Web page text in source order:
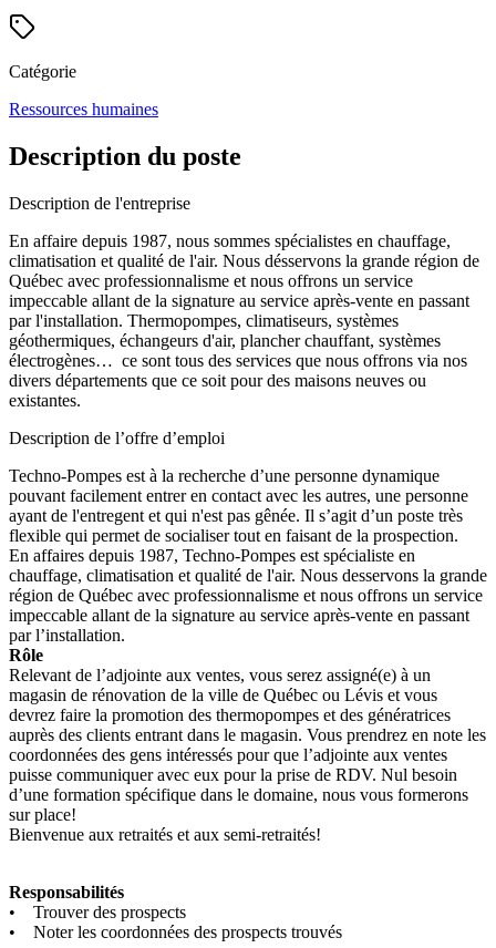
Catégorie
Ressources humaines
Description du poste
Description de l'entreprise
En affaire depuis 1987, nous sommes spécialistes en chauffage,
climatisation et qualité de l'air. Nous désservons la grande région de
Québec avec professionnalisme et nous offrons un service
impeccable allant de la signature au service après-vente en passant
par l'installation. Thermopompes, climatiseurs, systèmes
géothermiques, échangeurs d'air, plancher chauffant, systèmes
électrogènes… ce sont tous des services que nous offrons via nos
divers départements que ce soit pour des maisons neuves ou
existantes.
Description de l’offre d’emploi
Techno-Pompes est à la recherche d’une personne dynamique
pouvant facilement entrer en contact avec les autres, une personne
ayant de l'entregent et qui n'est pas gênée. Il s’agit d’un poste très
flexible qui permet de socialiser tout en faisant de la prospection.
En affaires depuis 1987, Techno-Pompes est spécialiste en
chauffage, climatisation et qualité de l'air. Nous desservons la grande
région de Québec avec professionnalisme et nous offrons un service
impeccable allant de la signature au service après-vente en passant
par l’installation.
Rôle
Relevant de l’adjointe aux ventes, vous serez assigné(e) à un
magasin de rénovation de la ville de Québec ou Lévis et vous
devrez faire la promotion des thermopompes et des génératrices
auprès des clients entrant dans le magasin. Vous prendrez en note les
coordonnées des gens intéressés pour que l’adjointe aux ventes
puisse communiquer avec eux pour la prise de RDV. Nul besoin
d’une formation spécifique dans le domaine, nous vous formerons
sur place!
Bienvenue aux retraités et aux semi-retraités!
Responsabilités
• Trouver des prospects
• Noter les coordonnées des prospects trouvés